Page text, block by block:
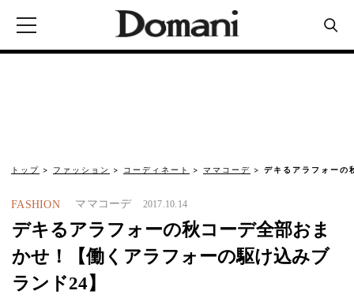
トップ ファッション コーディネート ママコーデ デキるアラフォーの
FASHION ママコーデ 2017.10.14
デキるアラフォーの秋コーデ全部おま
かせ！【働くアラフォーの駆け込みブ
ランド24】